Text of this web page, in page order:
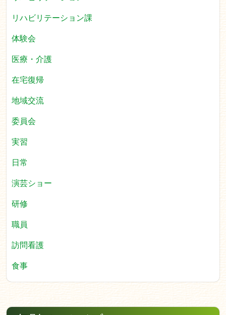
リハビリテーション課
体験会
医療・介護
在宅復帰
地域交流
委員会
実習
日常
演芸ショー
研修
職員
訪問看護
食事